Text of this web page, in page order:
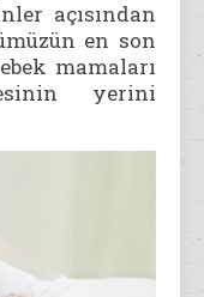
açısından
en son
mamaları
yerini